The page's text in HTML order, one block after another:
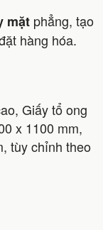
mặt phẳng, tạo
hàng hóa.
Giấy tổ ong
x 1100 mm,
tùy chỉnh theo